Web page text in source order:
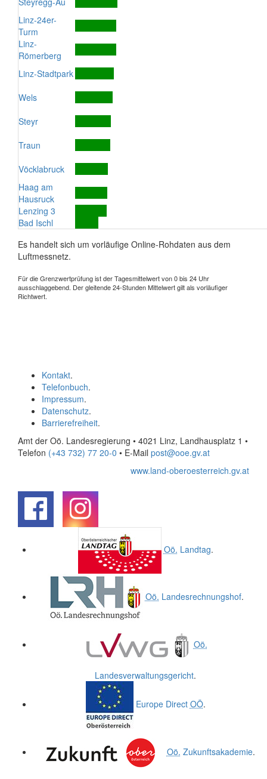
Linz-24er-
Turm
Linz-
Römerberg
Linz-Stadtpark
Wels
Steyr
Traun
Vöcklabruck
Haag am
Hausruck
Lenzing 3
Bad Ischl
Es handelt sich um vorläufige Online-Rohdaten aus dem
Luftmessnetz.
Für die Grenzwertprüfung ist der Tagesmittelwert von 0 bis 24 Uhr
ausschlaggebend. Der gleitende 24-Stunden Mittelwert gilt als vorläufiger
Richtwert.
Kontakt.
Telefonbuch.
Impressum.
Datenschutz.
Barrierefreiheit.
Amt der Oö. Landesregierung • 4021 Linz, Landhausplatz 1 •
Telefon (+43 732) 77 20-0 • E-Mail post@ooe.gv.at
www.land-oberoesterreich.gv.at
Oö. Landtag.
Oö. Landesrechnungshof.
Oö.
Landesverwaltungsgericht.
Europe Direct OÖ.
Oö. Zukunftsakademie.